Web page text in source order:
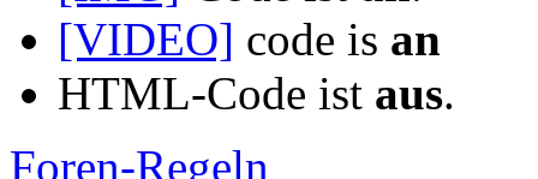
[VIDEO] code is an
HTML-Code ist aus.
Foren-Regeln